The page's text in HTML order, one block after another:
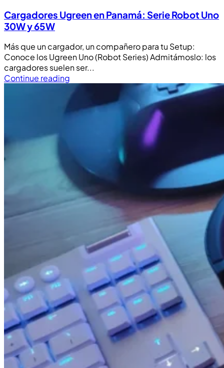
Cargadores Ugreen en Panamá: Serie Robot Uno
30W y 65W
Más que un cargador, un compañero para tu Setup:
Conoce los Ugreen Uno (Robot Series) Admitámoslo: los
cargadores suelen ser...
Continue reading